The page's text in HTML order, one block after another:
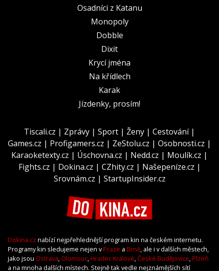
Osadníci z Katanu
Monopoly
Dobble
Dixit
Krycí jména
Na křídlech
Karak
Jízdenky, prosím!
Tiscali.cz | Zprávy | Sport | Ženy | Cestování|
Games.cz | Profigamers.cz | ZeStolu.cz | Osobnosti.cz |
Karaoketexty.cz | Úschovna.cz | Nedd.cz | Moulík.cz |
Fights.cz | Dokina.cz | CZhity.cz | Našepeníze.cz |
Srovnám.cz | StartupInsider.cz
Dokina.cz nabízí nejpřehlednější program kin na českém internetu.
Programy kin sledujeme nejen vPraze a Brně, ale i v dalších městech,
jako jsou Ostrava, Olomouc,Hradec Králové,České Budějovice,Plzeň
a na mnoha dalších místech. Stejně tak vedle nejznámějších sítí